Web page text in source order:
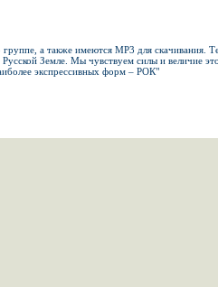
а также имеются MP3 для скачивания.
Земле. Мы чувствуем силы и величие
экспрессивных форм – РОК"